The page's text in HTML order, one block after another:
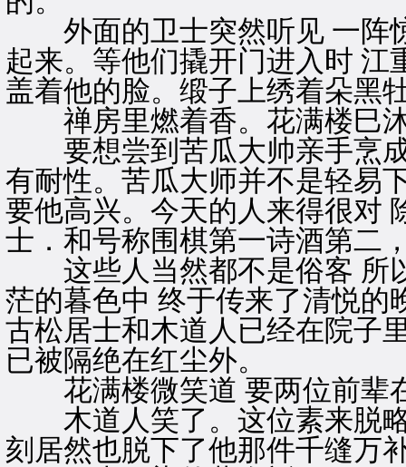
外面的卫士突然听见 一阵
起来。等他们撬开门进入时
盖着他的脸。缎子上绣着朵黑
禅房里燃着香。花满楼巳沐
要想尝到苦瓜大帅亲手烹成
有耐性。苦瓜大师并不是轻易
要他高兴。今天的人来得很对
士．和号称围棋第一诗酒第二
这些人当然都不是俗客 所
茫的暮色中 终于传来了清悦的
古松居士和木道人已经在院子
已被隔绝在红尘外。
花满楼微笑道 要两位前辈
木道人笑了。这位素来脱略
刻居然也脱下了他那件千缝万